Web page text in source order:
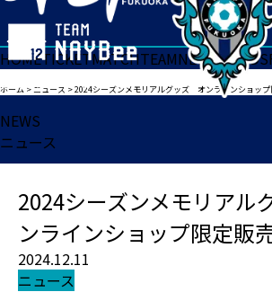
HOMETICKETMATCHTEAMNEWSGOODS
ホーム >ニュース >2024シーズンメモリアルグッズ オンラインショップ
NEWS
ニュース
2024シーズンメモリア
ンラインショップ限定販
2024.12.11
ニュース